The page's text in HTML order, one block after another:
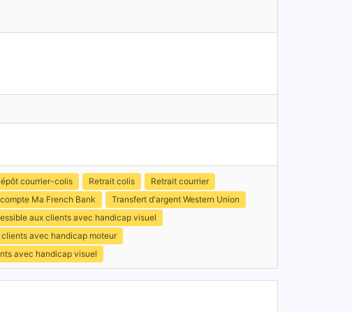
courrier-colis Retrait colis
Retrait courrier
Ma French Bank
Transfert d'argent Western Union
aux clients avec handicap visuel
avec handicap moteur
avec handicap visuel